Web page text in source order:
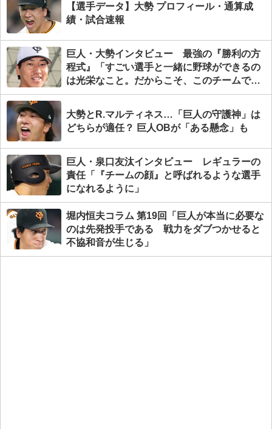
【選手データ】大勢 プロフィール・通算成
績・試合速報
巨人・大勢インタビュー 最強の『勝利の方
程式』「すごい選手と一緒に野球ができるの
は光栄なこと。だからこそ、このチームで勝
ちたい──」
大勢とR.マルティネス…「巨人の守護神」は
どちらが適任？ 巨人OBが「ある懸念」も
巨人・泉口友汰インタビュー レギュラーの
責任「『チームの顔』と呼ばれるような選手
になれるように」
堀内恒夫コラム 第19回「巨人が本当に必要な
のは先発投手である 戦力をダブつかせると
不協和音が生じる」